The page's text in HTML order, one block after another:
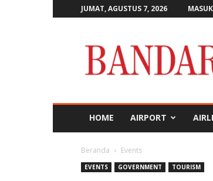
JUMAT, AGUSTUS 7, 2026
Bandara
HOME AIRPORT
Beranda Events
EVENTS GOVERNMENT TOURISM